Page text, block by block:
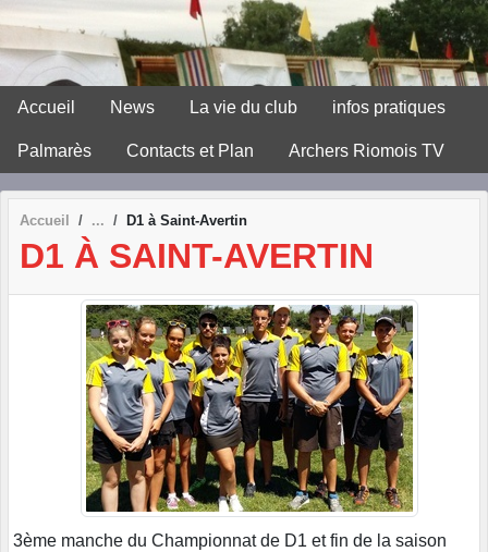
Accueil News La vie du club infos pratiques
Palmarès Contacts et Plan Archers Riomois TV
Accueil D1 à Saint-Avertin
D1 À SAINT-AVERTIN
3ème manche du Championnat de D1 et fin de la saison
Panneau de gestion des cookies